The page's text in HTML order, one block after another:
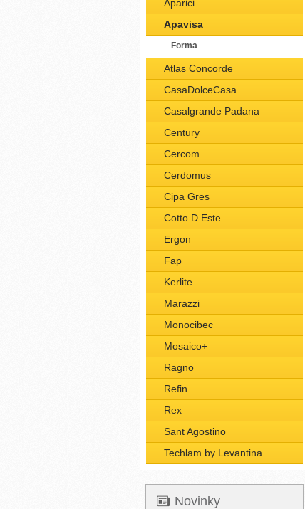
Aparici
Apavisa
Forma
Atlas Concorde
CasaDolceCasa
Casalgrande Padana
Century
Cercom
Cerdomus
Cipa Gres
Cotto D Este
Ergon
Fap
Kerlite
Marazzi
Monocibec
Mosaico+
Ragno
Refin
Rex
Sant Agostino
Techlam by Levantina
Novinky